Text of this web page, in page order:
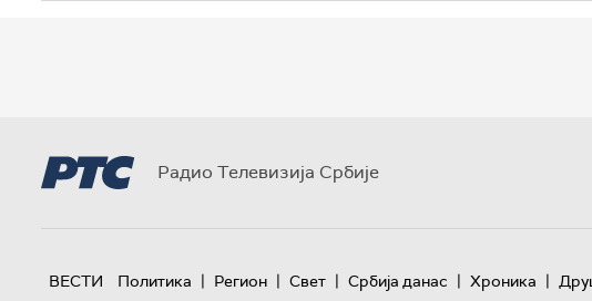
Радио Телевизија Србије
ВЕСТИ Политика | Регион | Свет | Србија данас | Хроника |